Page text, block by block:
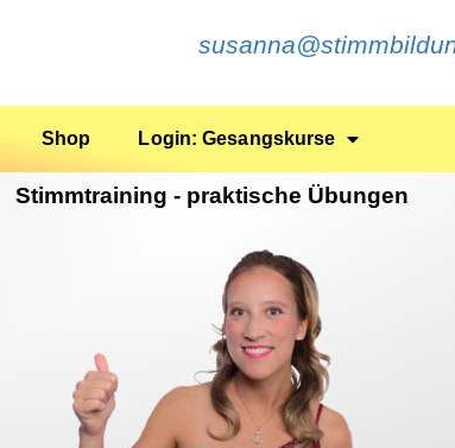
Shop Login: Gesangskurse
Stimmtraining - praktische Übungen